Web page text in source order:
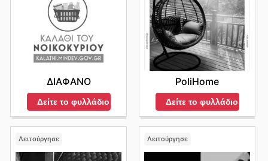
ΔΙΑΦΑΝΟ
Δείτε το φυλλάδιο
PoliHome
Δείτε το φυλλάδιο
Λειτούργησε Λειτούργησε